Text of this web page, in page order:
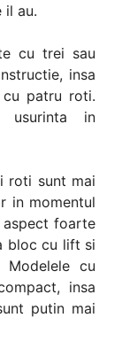
il au.
cu trei sau
insa
patru roti.
usurinta in
roti sunt mai
in momentul
aspect foarte
bloc cu lift si
cu
insa
putin mai